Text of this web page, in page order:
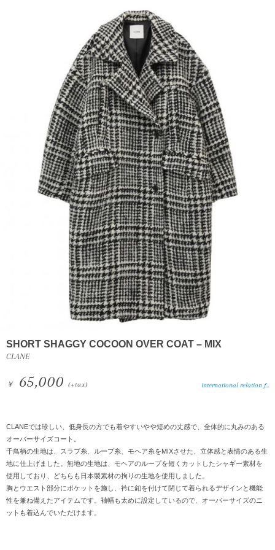
SHORT SHAGGY COCOON OVER COAT – MIX
CLANE
￥ 65,000(+tax) international relation f...
CLANEでは珍しい、低身長の方でも着やすいやや短めの丈感で、全体的に丸みのある
オーバーサイズコート。
千鳥柄の生地は、スラブ糸、ループ糸、モヘア糸をMIXさせた、立体感と表情のある生
地に仕上げました。無地の生地は、モヘアのループを短くカットしたシャギー素材を
使用しており、どちらも日本製素材の拘りの生地を使用しました。
胸とウエスト部分にポケットを施し、衿に釦を付けて閉じて着られるデザインと機能
性を兼ね備えたアイテムです。袖幅も太めに設定しているので、オーバーサイズのニ
ットも着込んでいただけます。